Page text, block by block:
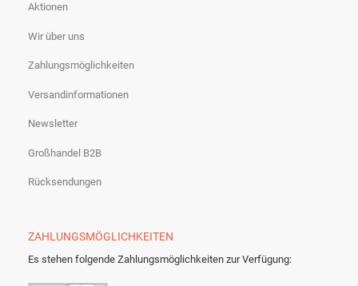
Aktionen
Wir über uns
Zahlungsmöglichkeiten
Versandinformationen
Newsletter
Großhandel B2B
Rücksendungen
ZAHLUNGSMÖGLICHKEITEN
Es stehen folgende Zahlungsmöglichkeiten zur Verfügung: